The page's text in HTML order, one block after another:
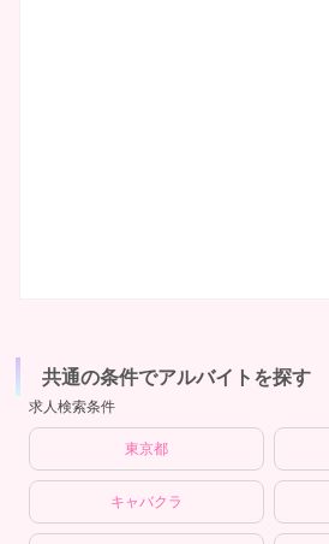
共通の条件でアルバイトを探す
求人検索条件
東京都
キャバクラ